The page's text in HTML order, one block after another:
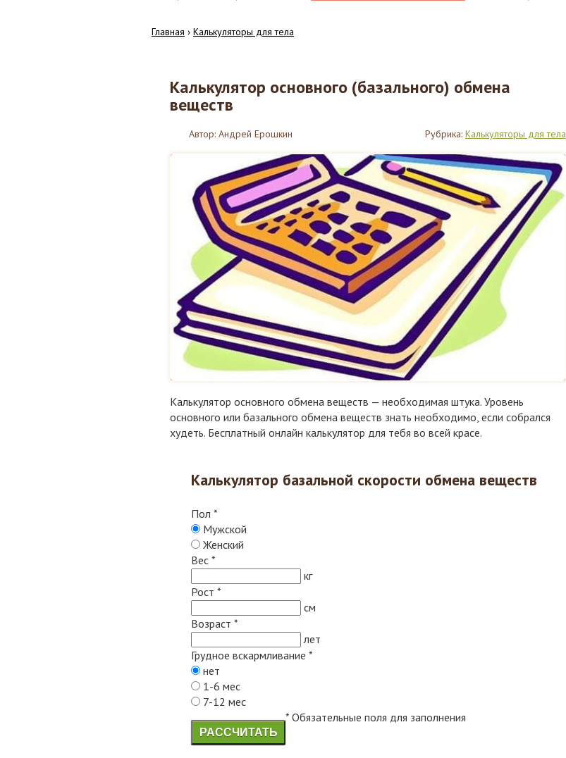
Главная › Калькуляторы для тела
Калькулятор основного (базального) обмена
веществ
Автор: Андрей Ерошкин Рубрика: Калькуляторы для тела
Калькулятор основного обмена веществ — необходимая штука. Уровень
основного или базального обмена веществ знать необходимо, если собрался
худеть. Бесплатный онлайн калькулятор для тебя во всей красе.
Калькулятор базальной скорости обмена веществ
Пол *
Мужской
Женский
Вес *
кг
Рост *
см
Возраст *
лет
Грудное вскармливание *
нет
1-6 мес
7-12 мес
РАССЧИТАТЬ
* Обязательные поля для заполнения